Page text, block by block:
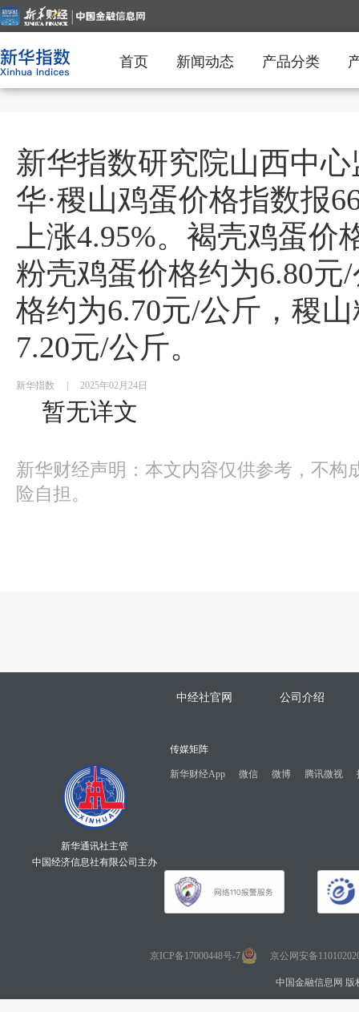
首页 新闻动态 产品分类
新华指数研究院山西中
华·稷山鸡蛋价格指数报
上涨4.95%。褐壳鸡蛋
粉壳鸡蛋价格约为6.80元
格约为6.70元/公斤，稷
7.20元/公斤。
新华指数 2025年02月24日
暂无详文
新华财经声明：本文内容仅供参考，不构
险自担。
中经社官网 公司介绍
新华通讯社主管
中国经济信息社有限公司主办
传媒矩阵
新华财经App 微信 微博 腾讯微视
京ICP备17000448号-7 京公网安备
中国金融信息网 版